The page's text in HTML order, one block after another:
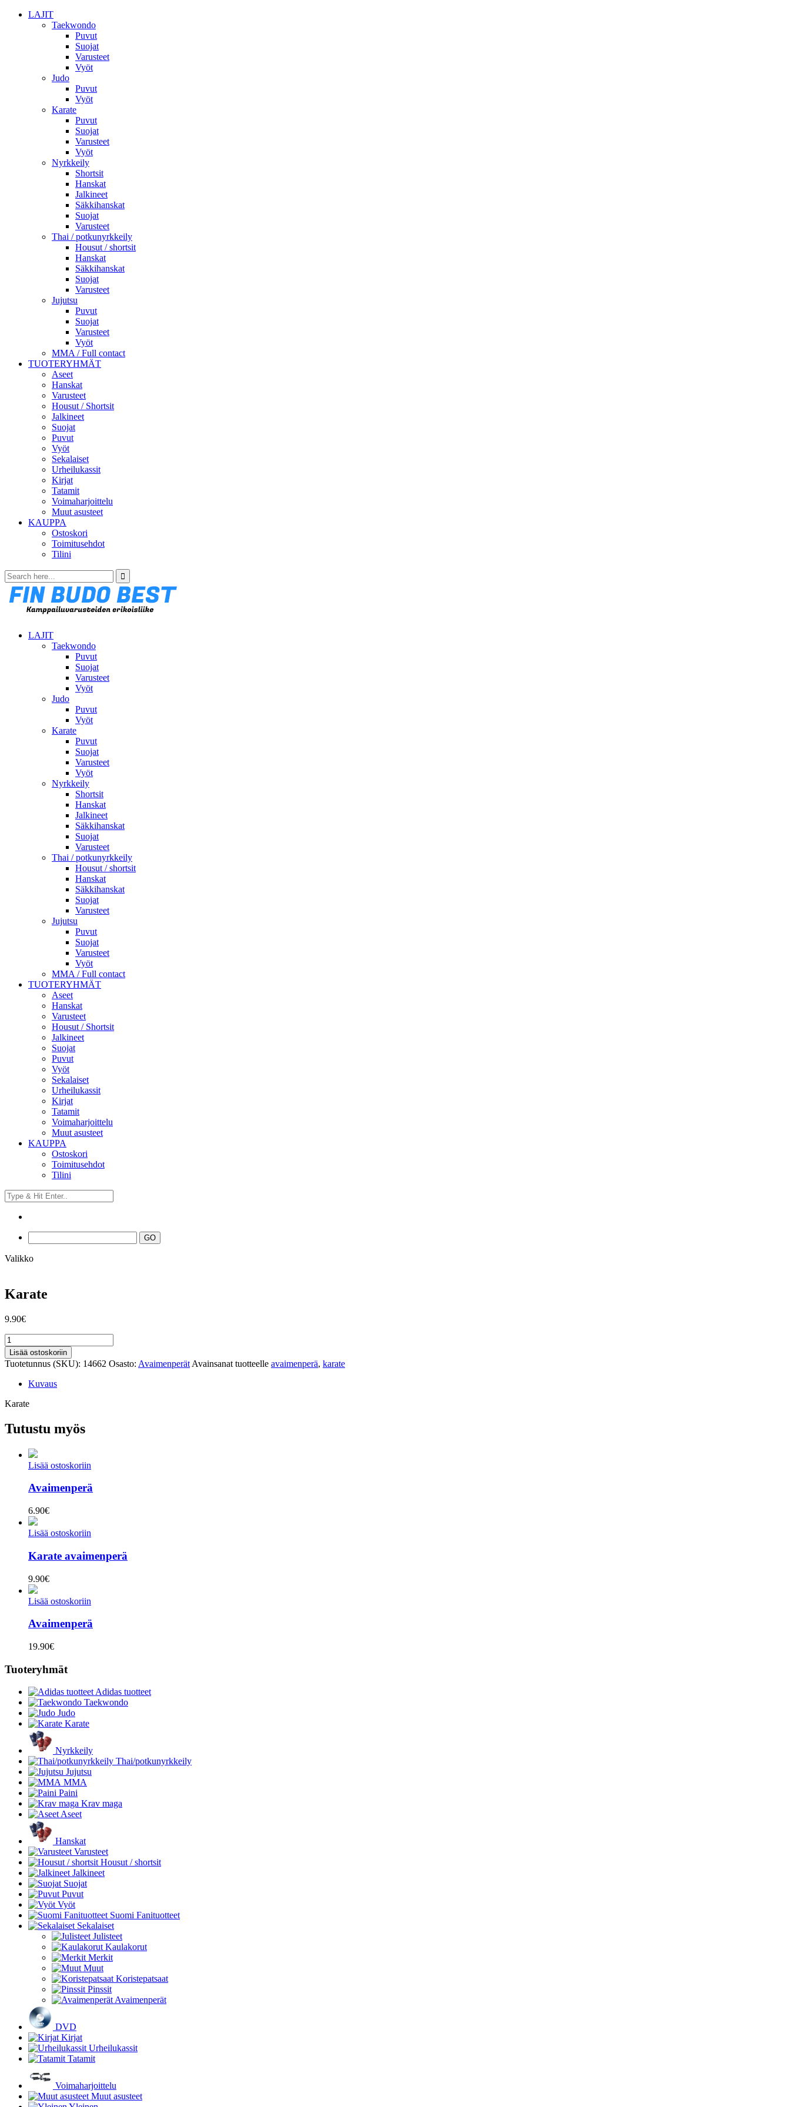
LAJIT
Taekwondo
Puvut
Suojat
Varusteet
Vyöt
Judo
Puvut
Vyöt
Karate
Puvut
Suojat
Varusteet
Vyöt
Nyrkkeily
Shortsit
Hanskat
Jalkineet
Säkkihanskat
Suojat
Varusteet
Thai / potkunyrkkeily
Housut / shortsit
Hanskat
Säkkihanskat
Suojat
Varusteet
Jujutsu
Puvut
Suojat
Varusteet
Vyöt
MMA / Full contact
TUOTERYHMÄT
Aseet
Hanskat
Varusteet
Housut / Shortsit
Jalkineet
Suojat
Puvut
Vyöt
Sekalaiset
Urheilukassit
Kirjat
Tatamit
Voimaharjoittelu
Muut asusteet
KAUPPA
Ostoskori
Toimitusehdot
Tilini
LAJIT
Taekwondo
Puvut
Suojat
Varusteet
Vyöt
Judo
Puvut
Vyöt
Karate
Puvut
Suojat
Varusteet
Vyöt
Nyrkkeily
Shortsit
Hanskat
Jalkineet
Säkkihanskat
Suojat
Varusteet
Thai / potkunyrkkeily
Housut / shortsit
Hanskat
Säkkihanskat
Suojat
Varusteet
Jujutsu
Puvut
Suojat
Varusteet
Vyöt
MMA / Full contact
TUOTERYHMÄT
Aseet
Hanskat
Varusteet
Housut / Shortsit
Jalkineet
Suojat
Puvut
Vyöt
Sekalaiset
Urheilukassit
Kirjat
Tatamit
Voimaharjoittelu
Muut asusteet
KAUPPA
Ostoskori
Toimitusehdot
Tilini
Valikko
Karate
9.90€
Karate
määrä
Lisää ostoskoriin
Tuotetunnus (SKU): 14662 Osasto: Avaimenperät Avainsanat tuotteelle avaimenperä, karate
Kuvaus
Karate
Tutustu myös
Lisää ostoskoriin
Avaimenperä
6.90€
Lisää ostoskoriin
Karate avaimenperä
9.90€
Lisää ostoskoriin
Avaimenperä
19.90€
Tuoteryhmät
Adidas tuotteet
Taekwondo
Judo
Karate
Nyrkkeily
Thai/potkunyrkkeily
Jujutsu
MMA
Paini
Krav maga
Aseet
Hanskat
Varusteet
Housut / shortsit
Jalkineet
Suojat
Puvut
Vyöt
Suomi Fanituotteet
Sekalaiset
Julisteet
Kaulakorut
Merkit
Muut
Koristepatsaat
Pinssit
Avaimenperät
DVD
Kirjat
Urheilukassit
Tatamit
Voimaharjoittelu
Muut asusteet